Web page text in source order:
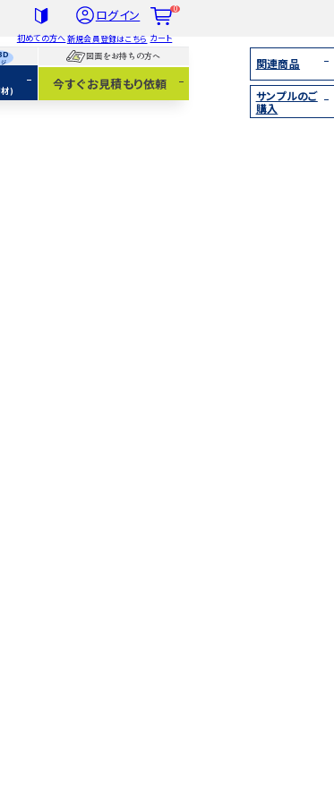
方
初めての方へ
ログイン
新規会員登録はこちら カート
0
)
ジ
図面をお持ちの方へ
今すぐお見積もり依頼
関連商品
サンプルのご
購入